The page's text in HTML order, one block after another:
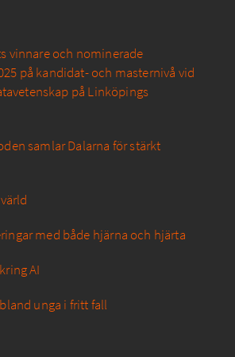
vinnare och nominerade
på kandidat- och masternivå vid
på Linköpings
samlar Dalarna för stärkt
med både hjärna och hjärta
AI
unga i fritt fall